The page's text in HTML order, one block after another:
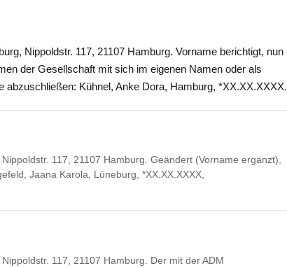
Nippoldstr. 117, 21107 Hamburg. Vorname berichtigt, nun
der Gesellschaft mit sich im eigenen Namen oder als
abzuschließen: Kühnel, Anke Dora, Hamburg, *XX.XX.XXXX.
117, 21107 Hamburg. Geändert (Vorname ergänzt),
Jaana Karola, Lüneburg, *XX.XX.XXXX,
117, 21107 Hamburg. Der mit der ADM